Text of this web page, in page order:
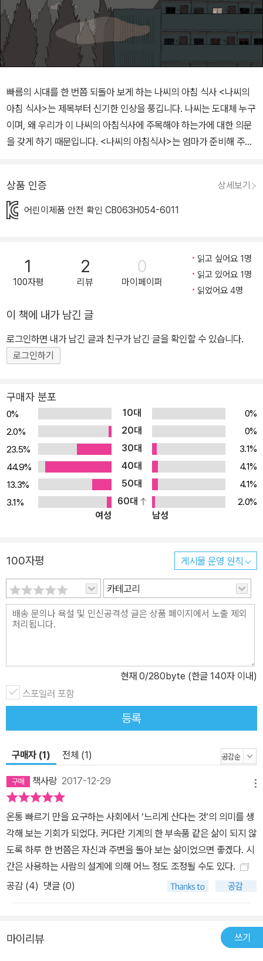
빠름의 시대를 한 번쯤 되돌아 보게 하는 나씨의 아침 식사 <나씨의
아침 식사>는 제목부터 신기한 인상을 풍깁니다. 나씨는 도대체 누구
이며, 왜 우리가 이 나씨의 아침식사에 주목해야 하는가에 대한 의문
을 갖게 하기 때문입니다. <나씨의 아침식사>는 엄마가 준비해 주고
두 네 알을 먹기 위해 해가 떠서 중천에 걸리고 뉘엿뉘엿 질 때까지 천
~천~히, 그러나 불평 없이 쉬지 않고 정진하는 나씨의 모습은 ‘빠
중한 아침 식사에 손 대는 이 객식구들을 바라보며 속상해하거나 포
기할 만도 하련만, 나씨의 표정에는 미동도 없습니다. 오죽하면 정말
대부분의 사람들에겐 지극히 일상적인 이 아침 식사가 숭고하게까지
록 설거지로 이어집니다. 늦었다고 하기도 뭐한, 다 식은 만두 네 알을
감사히 먹고 의연하게 설거지에 임하는 나씨의 뒷모습에서 표현할 수
없는 만족감이 풍겨 나옵니다. ‘저 설거지는 또 언제까지 하려고?’라
하는 캐릭터 나씨와 슬로우모션 이미지 구성이 만나 이룬 느림의 미
학 미안 작가는 자신을 ‘너무 느렸다가 어쩔 수 없이 약간 느려진 사람
＇이라고 소개합니다. 그리고 ‘빠른 시대에 살지만 조금 천천히 가고
있는 사람들을 위해’라는 말로 <나씨의 아침 식사>를 설명합니다. 흡
사 나씨에게 작가 자신을 투영한 듯! <나씨의 아침 식사> 속 나씨는
먹히기를 기다려야 하는 만두 네 알 친구들의 말처럼 ‘속 터지는’ 캐릭
터입니다. 만두 찜기가 있는 곳까지 가는 데 꼬박 하루를 투자할 정도
로 기막힌 존재이지요. 미안 작가는 마치 슬로우모션 버튼을 누르고
영상 촬영을 한 듯, 나씨의 세밀한 움직임을 장면 장면에 표현했습니
책을 한 장 한 장 넘기며 이런 나씨의 변화에 주목할 수 있도록 치밀하
게 설계한 탓입니다. 나씨의 전진, 폈다 오므리는 팔 움직임, 긴 털들
의 작은 떨림, 살짝 열어 둔 입술이 크게 벌어지는 그 순간을 포착하기
까지, 혹자는 휙휙 넘기며 결말을 볼 테지만, 다시금 이내 처음으로 돌
아가 느려터진 이 식사에 기꺼이 동참하게 합니다. <나씨의 아침 식
재밌어요! <나씨의 아침 식사>에는 그림책 스토리에 기반한 카드 게
임이 세트로 구성되어 있습니다. 독자가 직접 만두를 먹으러 가는 나
씨 편과 나씨에게 먹히지 않기 위해 버티는 만두 편이 되어 두뇌 게임
을 진행하게 되지요. 그림책이 나씨의 아침 식사 과정에 초점을 맞추
와 만두, 양쪽 입장에서 생각할 수 있어 스토리의 신선함이 배가되었
습니다. <나씨의 아침 식사>에서 이 카드 게임은 빨리만 달려가는 현
대인들에게 잠시 아빠다리 하고 앉아 편히 쉬어갈 수 있는 돗자리 같
은 마음의 공간입니다. 소소한 놀이로도 금세 어릴 적 유희를 소환해
내는 우리에게 조금 느려도 괜찮다고, 때로는 지친 마음 쉬어 가라고
수줍게 내미는 손길입니다.
상품 인증 상세보기
어린이제품 안전 확인 CB063H054-6011
1
100자평
2
리뷰
0
마이페이퍼
읽고 싶어요 1명
읽고 있어요 1명
읽었어요 4명
이 책에 내가 남긴 글
로그인하면 내가 남긴 글과 친구가 남긴 글을 확인할 수 있습니다.
로그인하기
구매자 분포
0% 10대
0%
2.0%
20대
0%
23.5%
30대
3.1%
44.9%
40대
4.1%
13.3%
50대
4.1%
3.1%
60대
2.0%
여성
남성
100자평 게시물 운영 원칙
카테고리
현재 0/280byte (한글 140자 이내)
스포일러 포함
등록
구매자 (1) 전체 (1)
책사랑 2017-12-29
온통 빠르기 만을 요구하는 사회에서 ‘느리게 산다는 것‘의 의미를 생
각해 보는 기회가 되었다. 커다란 기계의 한 부속품 같은 삶이 되지 않
도록 하루 한 번쯤은 자신과 주변을 돌아 보는 삶이었으면 좋겠다. 시
간은 사용하는 사람의 설계에 의해 어느 정도 조정될 수도 있다.
공감 (4) 댓글 (0)
마이리뷰 쓰기